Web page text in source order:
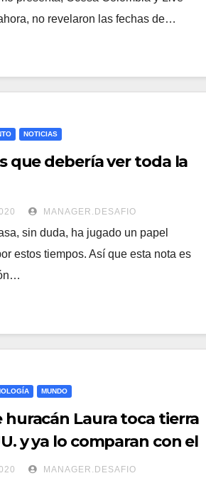
no revelaron las fechas de…
NOTICIAS
que debería ver toda la
MANAGER.DESAFIO
sin duda, ha jugado un papel
estos tiempos. Así que esta nota es
MUNDO
huracán Laura toca tierra
y ya lo comparan con el
Katrina
MANAGER.DESAFIO